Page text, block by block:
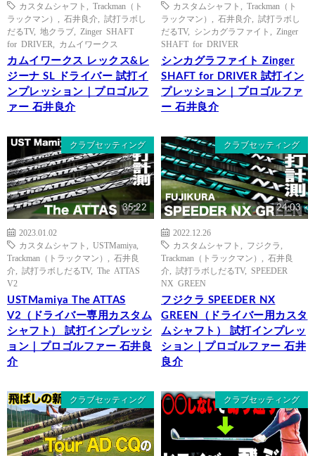
カスタムシャフト
Trackman（ト
ラックマン）
石井良介
試打ラボし
だるTV, 地クラブ
Zinger SHAFT
for DRIVER
カムイワークス
カムイワークス レックス&レ
ジーナ SL ドライバー 試打イ
ンプレッション｜プロゴルフ
ァー 石井良介
カスタムシャフト
Trackman（ト
ラックマン）
石井良介
試打ラボし
だるTV, シンカグラファイト
Zinger
SHAFT for DRIVER
シンカグラファイト Zinger
SHAFT for DRIVER 試打イン
プレッション｜プロゴルファ
ー 石井良介
クラブセッティング
35:22
2023.01.02
カスタムシャフト
USTMamiya
Trackman（トラックマン）
石井良
介
試打ラボしだるTV, The ATTAS
V2
USTMamiya The ATTAS
V2（ドライバー専用カスタム
シャフト） 試打インプレッシ
ョン｜プロゴルファー 石井良
介
クラブセッティング
24:03
2022.12.26
カスタムシャフト
フジクラ
Trackman（トラックマン）
石井良
介
試打ラボしだるTV, SPEEDER
NX GREEN
フジクラ SPEEDER NX
GREEN（ドライバー用カスタ
ムシャフト） 試打インプレッ
ション｜プロゴルファー 石井
良介
クラブセッティング クラブセッティング